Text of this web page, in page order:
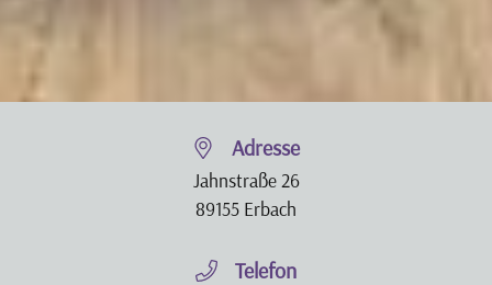
Adresse
Jahnstraße 26
89155 Erbach
Telefon